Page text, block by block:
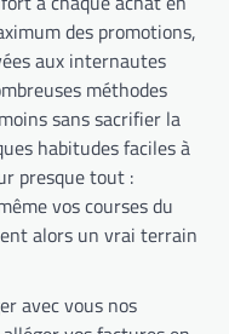
des promotions,
aux internautes
méthodes
sans sacrifier la
habitudes faciles à
presque tout :
vos courses du
alors un vrai terrain
avec vous nos